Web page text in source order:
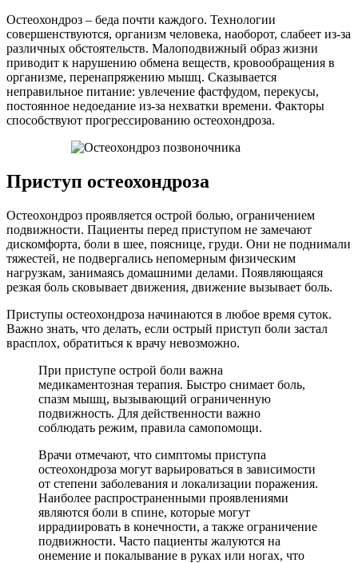
Остеохондроз – беда почти каждого. Технологии
совершенствуются, организм человека, наоборот, слабеет из-за
различных обстоятельств. Малоподвижный образ жизни
приводит к нарушению обмена веществ, кровообращения в
организме, перенапряжению мышц. Сказывается
неправильное питание: увлечение фастфудом, перекусы,
постоянное недоедание из-за нехватки времени. Факторы
способствуют прогрессированию остеохондроза.
Приступ остеохондроза
Остеохондроз проявляется острой болью, ограничением
подвижности. Пациенты перед приступом не замечают
дискомфорта, боли в шее, пояснице, груди. Они не поднимали
тяжестей, не подвергались непомерным физическим
нагрузкам, занимаясь домашними делами. Появляющаяся
резкая боль сковывает движения, движение вызывает боль.
Приступы остеохондроза начинаются в любое время суток.
Важно знать, что делать, если острый приступ боли застал
врасплох, обратиться к врачу невозможно.
При приступе острой боли важна
медикаментозная терапия. Быстро снимает боль,
спазм мышц, вызывающий ограниченную
подвижность. Для действенности важно
соблюдать режим, правила самопомощи.
Врачи отмечают, что симптомы приступа
остеохондроза могут варьироваться в зависимости
от степени заболевания и локализации поражения.
Наиболее распространенными проявлениями
являются боли в спине, которые могут
иррадиировать в конечности, а также ограничение
подвижности. Часто пациенты жалуются на
онемение и покалывание в руках или ногах, что